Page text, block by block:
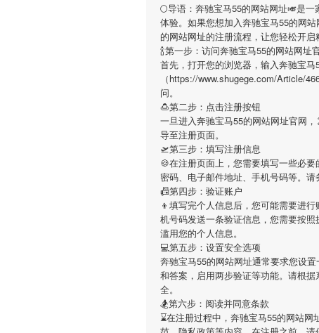
🌕导语： 奔驰宝马55的网站网址🎺是一
体验。如果您想加入奔驰宝马55的网站
的网站网址的注册流程，让您轻松开启
🍾第一步：访问奔驰宝马55的网站网址
首先，打开您的浏览器，输入奔驰宝马
（https://www.shugege.com/Article/
问。
🍮第二步：点击注册按钮
一旦进入奔驰宝马55的网站网址官网，
导至注册页面。
🛫第三步：填写注册信息
🍪在注册页面上，您需要填写一些必
密码、电子邮件地址、手机号码等。请
📠第四步：验证账户
👦填写完个人信息后，您可能需要进行
机号码发送一条验证信息，您需要按
滥用您的个人信息。
💻第五步：设置安全选项
奔驰宝马55的网站网址通常要求您设
和答案，启用两步验证等功能。请根
全。
🏂第六步：阅读并同意条款
⌛️在注册过程中， 奔驰宝马55的网站网